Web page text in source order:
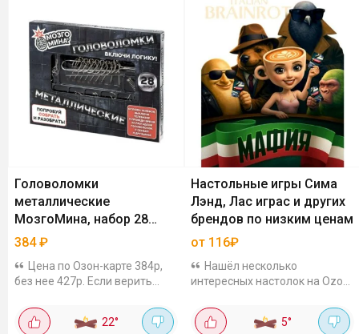
Головоломки
металлические
МозгоМина, набор 28
штук
384₽
Цена по Озон-карте 384р,
без нее 427р. Если верить
раза дороже была. Там целых
28 штук, и они все разные - от
22°
Настольные игры Сима
Лэнд, Лас играс и других
брендов по низким ценам
от 116₽
Нашёл несколько
интересных настолок на Ozon.
детей, и для взрослых -
психологические, весёлые,
5°